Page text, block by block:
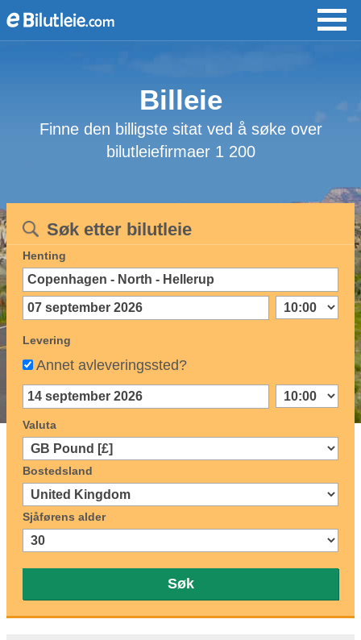
Billeie
Finne den billigste sitat ved å søke over
bilutleiefirmaer 1 200
Søk etter bilutleie
Henting
Levering
Annet avleveringssted?
Valuta
Bostedsland
Sjåførens alder
Søk